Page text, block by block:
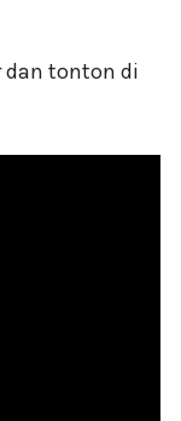
dan tonton di